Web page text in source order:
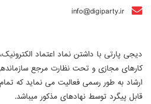
info@digiparty.ir
دیجی پارتی با داشتن نماد اعتماد
کارهای مجازی و تحت نظارت مرجع
ارشاد به طور رسمی فعالیت می نماید که
قابل پیگرد توسط نهادهای مذکور میباشد.